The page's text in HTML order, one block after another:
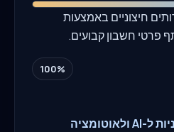
חיצוניים באמצעות
פרטי חשבון קבועים.
100%